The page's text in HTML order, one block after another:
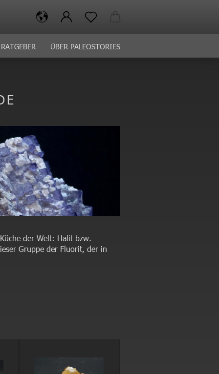
RATGEBER ÜBER PALEOSTORIES
der Welt: Halit bzw.
Gruppe der Fluorit, der in